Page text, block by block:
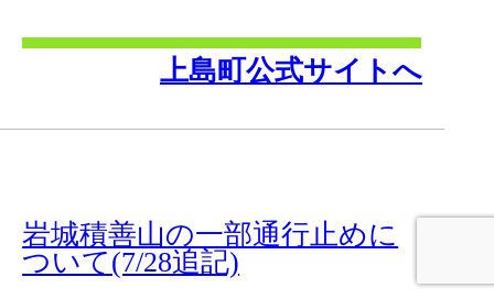
上島町公式サイトへ
岩城積善山の一部通行止めに
ついて(7/28追記)